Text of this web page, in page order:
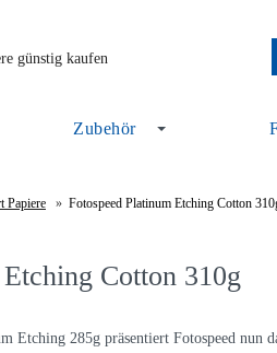
Zubehör
Papiere » Fotospeed Platinum Etching Cotton
Cotton 310g
Etching 285g präsentiert Fotospeed